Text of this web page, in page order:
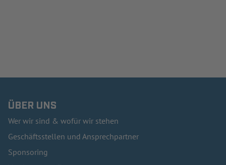
ÜBER UNS
Wer wir sind & wofür wir stehen
Geschäftsstellen und Ansprechpartner
Sponsoring